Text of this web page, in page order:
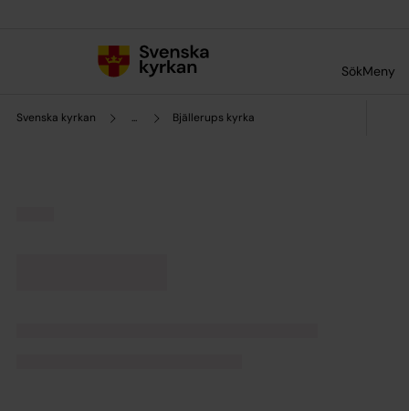
SökMeny
Svenska kyrkan ... Bjällerups kyrka